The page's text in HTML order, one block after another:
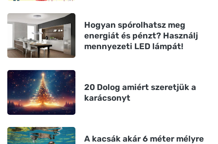
Hogyan spórolhatsz meg
energiát és pénzt? Használj
mennyezeti LED lámpát!
20 Dolog amiért szeretjük a
karácsonyt
A kacsák akár 6 méter mélyre